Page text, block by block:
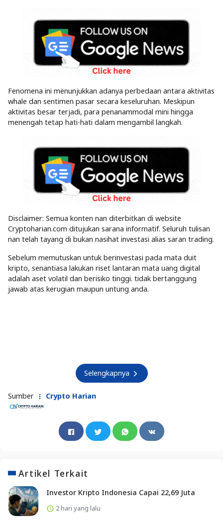
Fenomena ini menunjukkan adanya perbedaan antara aktivitas
whale dan sentimen pasar secara keseluruhan. Meskipun
aktivitas besar terjadi, para penanammodal mini hingga
menengah tetap hati-hati dalam mengambil langkah.
Disclaimer: Semua konten nan diterbitkan di website
Cryptoharian.com ditujukan sarana informatif. Seluruh tulisan
nan telah tayang di bukan nasihat investasi alias saran trading.
Sebelum memutuskan untuk berinvestasi pada mata duit
kripto, senantiasa lakukan riset lantaran mata uang digital
adalah aset volatil dan berisiko tinggi. tidak bertanggung
jawab atas kerugian maupun untung anda.
Selengkapnya
Sumber Crypto Harian
Artikel Terkait
Investor Kripto Indonesia Capai 22,69 Juta
2 hari yang lalu